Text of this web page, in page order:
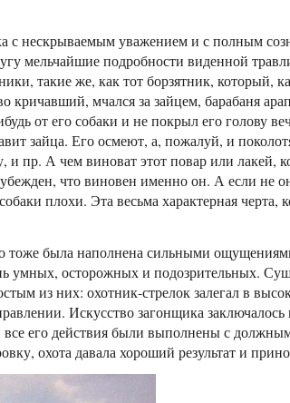
с нескрываемым уважением и с полным
мельчайшие подробности виденной
такие же, как тот борзятник, который,
мчался за зайцем, барабаня
от его собаки и не покрыл его голову
зайца. Его осмеют, а, пожалуй, и
пр. А чем виноват этот повар или лакей,
что виновен именно он. А если не
плохи. Эта весьма характерная
тоже была наполнена сильными
умных, осторожных и подозрительных.
из них: охотник-стрелок залегал в
Искусство загонщика заключалось
его действия были выполнены с
охота давала хороший результат и